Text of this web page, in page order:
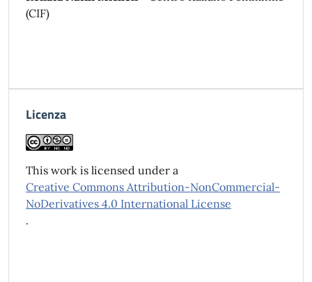
(CIF)
Licenza
This work is licensed under a
Creative Commons Attribution-NonCommercial-
NoDerivatives 4.0 International License
.